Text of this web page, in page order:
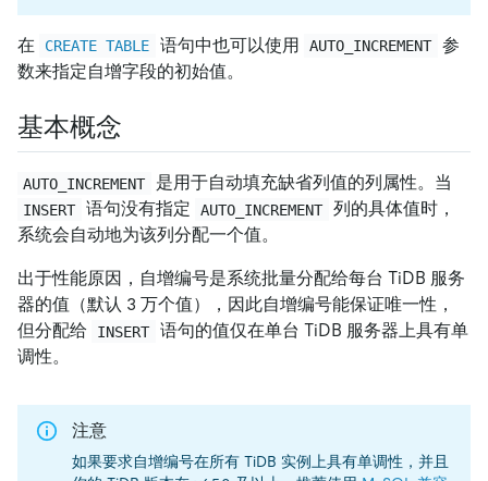
在 CREATE TABLE 语句中也可以使用 AUTO_INCREMENT
参
数来指定自增字段的初始值。
基本概念
AUTO_INCREMENT 是用于自动填充缺省列值的列属性。当
INSERT 语句没有指定 AUTO_INCREMENT
列的具体值时，
系统会自动地为该列分配一个值。
出于性能原因，自增编号是系统批量分配给每台 TiDB 服务
器的值（默认 3 万个值），因此自增编号能保证唯一性，
但分配给
INSERT 语句的值仅在单台 TiDB 服务器上具有单
调性。
注意
如果要求自增编号在所有 TiDB 实例上具有单调性，并且